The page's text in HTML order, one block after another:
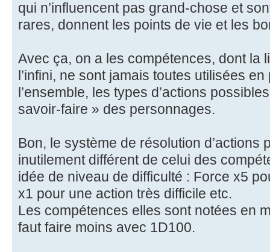
qui n’influencent pas grand-chose et
rares, donnent les points de vie et les
Avec ça, on a les compétences, dont la
l’infini, ne sont jamais toutes utilisées
l’ensemble, les types d’actions
savoir-faire » des personnages.
Bon, le système de résolution d’actions
inutilement différent de celui des
idée de niveau de difficulté : Force x5
x1 pour une action très difficile etc.
Les compétences elles sont notées en
faut faire moins avec 1D100.